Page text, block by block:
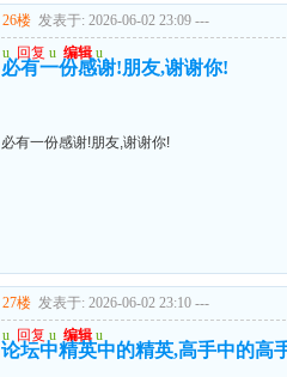
26楼 发表于: 2026-06-02 23:09 ---
u 回复 u 编辑 u
必有一份感谢!朋友,谢谢你!
必有一份感谢!朋友,谢谢你!
27楼 发表于: 2026-06-02 23:10 ---
u 回复 u 编辑 u
论坛中精英中的精英,高手中的高